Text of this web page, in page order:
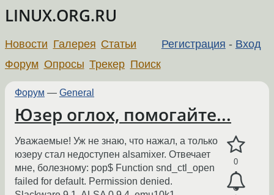
LINUX.ORG.RU
Регистрация - Вход
Новости Галерея Статьи
Форум Опросы Трекер Поиск
Форум — General
Юзер оглох, помогайте...
0
Уважаемые! Уж не знаю, что нажал, а только
юзеру стал недоступен alsamixer. Отвечает
мне, болезному: pop$ Function snd_ctl_open
failed for default. Permission denied.